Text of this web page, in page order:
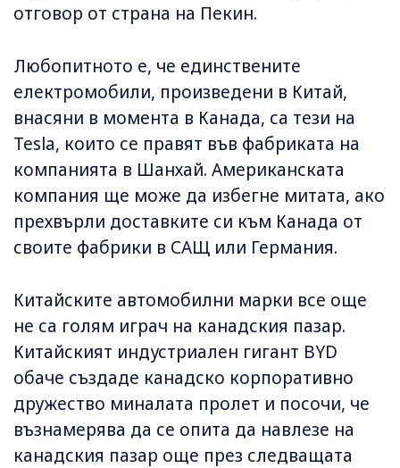
отговор от страна на Пекин.
Любопитното е, че единствените
електромобили, произведени в Китай,
внасяни в момента в Канада, са тези на
Tesla, които се правят във фабриката на
компанията в Шанхай. Американската
компания ще може да избегне митата, ако
прехвърли доставките си към Канада от
своите фабрики в САЩ или Германия.
Китайските автомобилни марки все още
не са голям играч на канадския пазар.
Китайският индустриален гигант BYD
обаче създаде канадско корпоративно
дружество миналата пролет и посочи, че
възнамерява да се опита да навлезе на
канадския пазар още през следващата